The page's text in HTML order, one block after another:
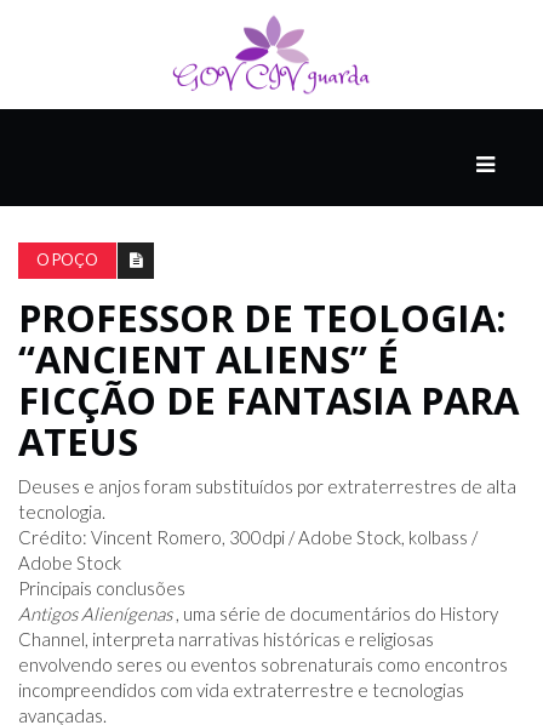
DO
THINK
COMPANHEIRO
COM
UM
ESTRONDO
O POÇO
PROFESSOR DE TEOLOGIA:
“ANCIENT ALIENS” É
FICÇÃO DE FANTASIA PARA
ATEUS
Deuses e anjos foram substituídos por extraterrestres de alta
tecnologia.
Crédito: Vincent Romero, 300dpi / Adobe Stock, kolbass /
Adobe Stock
Principais conclusões
Antigos Alienígenas, uma série de documentários do History
Channel, interpreta narrativas históricas e religiosas
envolvendo seres ou eventos sobrenaturais como encontros
incompreendidos com vida extraterrestre e tecnologias
avançadas.